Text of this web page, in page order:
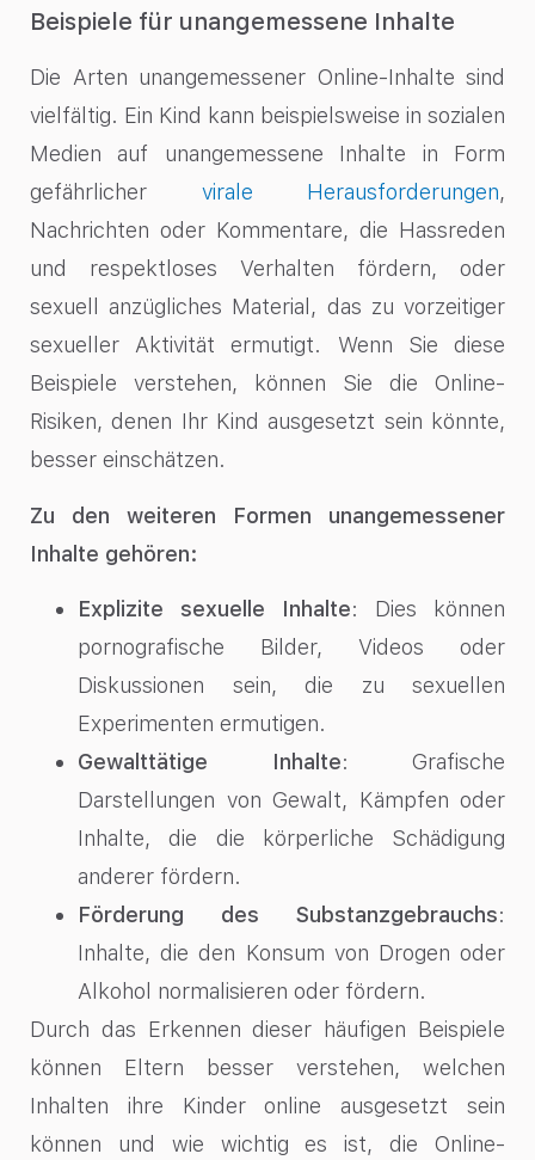
Beispiele für unangemessene Inhalte
Die Arten unangemessener Online-Inhalte sind
vielfältig. Ein Kind kann beispielsweise in sozialen
Medien auf unangemessene Inhalte in Form
gefährlicher virale Herausforderungen,
Nachrichten oder Kommentare, die Hassreden
und respektloses Verhalten fördern, oder
sexuell anzügliches Material, das zu vorzeitiger
sexueller Aktivität ermutigt. Wenn Sie diese
Beispiele verstehen, können Sie die Online-
Risiken, denen Ihr Kind ausgesetzt sein könnte,
besser einschätzen.
Zu den weiteren Formen unangemessener
Inhalte gehören:
Explizite sexuelle Inhalte: Dies können
pornografische Bilder, Videos oder
Diskussionen sein, die zu sexuellen
Experimenten ermutigen.
Gewalttätige Inhalte: Grafische
Darstellungen von Gewalt, Kämpfen oder
Inhalte, die die körperliche Schädigung
anderer fördern.
Förderung des Substanzgebrauchs:
Inhalte, die den Konsum von Drogen oder
Alkohol normalisieren oder fördern.
Durch das Erkennen dieser häufigen Beispiele
können Eltern besser verstehen, welchen
Inhalten ihre Kinder online ausgesetzt sein
können und wie wichtig es ist, die Online-